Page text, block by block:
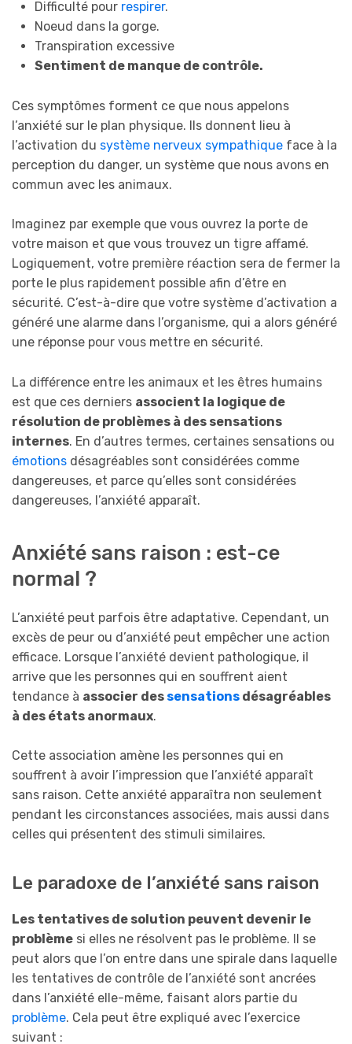
Difficulté pour respirer.
Noeud dans la gorge.
Transpiration excessive
Sentiment de manque de contrôle.
Ces symptômes forment ce que nous appelons
l’anxiété sur le plan physique. Ils donnent lieu à
l’activation du système nerveux sympathique face à la
perception du danger, un système que nous avons en
commun avec les animaux.
Imaginez par exemple que vous ouvrez la porte de
votre maison et que vous trouvez un tigre affamé.
Logiquement, votre première réaction sera de fermer la
porte le plus rapidement possible afin d’être en
sécurité. C’est-à-dire que votre système d’activation a
généré une alarme dans l’organisme, qui a alors généré
une réponse pour vous mettre en sécurité.
La différence entre les animaux et les êtres humains
est que ces derniers associent la logique de
résolution de problèmes à des sensations
internes. En d’autres termes, certaines sensations ou
émotions désagréables sont considérées comme
dangereuses, et parce qu’elles sont considérées
dangereuses, l’anxiété apparaît.
Anxiété sans raison : est-ce
normal ?
L’anxiété peut parfois être adaptative. Cependant, un
excès de peur ou d’anxiété peut empêcher une action
efficace. Lorsque l’anxiété devient pathologique, il
arrive que les personnes qui en souffrent aient
tendance à associer des sensations désagréables
à des états anormaux.
Cette association amène les personnes qui en
souffrent à avoir l’impression que l’anxiété apparaît
sans raison. Cette anxiété apparaîtra non seulement
pendant les circonstances associées, mais aussi dans
celles qui présentent des stimuli similaires.
Le paradoxe de l’anxiété sans raison
Les tentatives de solution peuvent devenir le
problème si elles ne résolvent pas le problème. Il se
peut alors que l’on entre dans une spirale dans laquelle
les tentatives de contrôle de l’anxiété sont ancrées
dans l’anxiété elle-même, faisant alors partie du
problème. Cela peut être expliqué avec l’exercice
suivant :